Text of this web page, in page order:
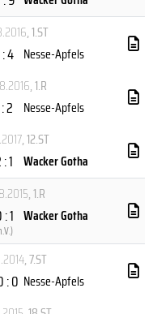
, 1.ST
4 Nesse-Apfels
, 1.R
2 Nesse-Apfels
, 12.ST
1 Wacker Gotha
, 1.R
1
)
Wacker Gotha
, 7.ST
: 0 Nesse-Apfels